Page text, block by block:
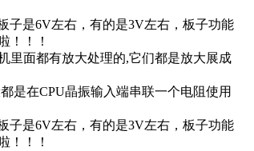
子是6V左右，有的是3V左右，板子功能
！！！
里面都有放大处理的,它们都是放大展成
是在CPU晶振输入端串联一个电阻使用
子是6V左右，有的是3V左右，板子功能
！！！